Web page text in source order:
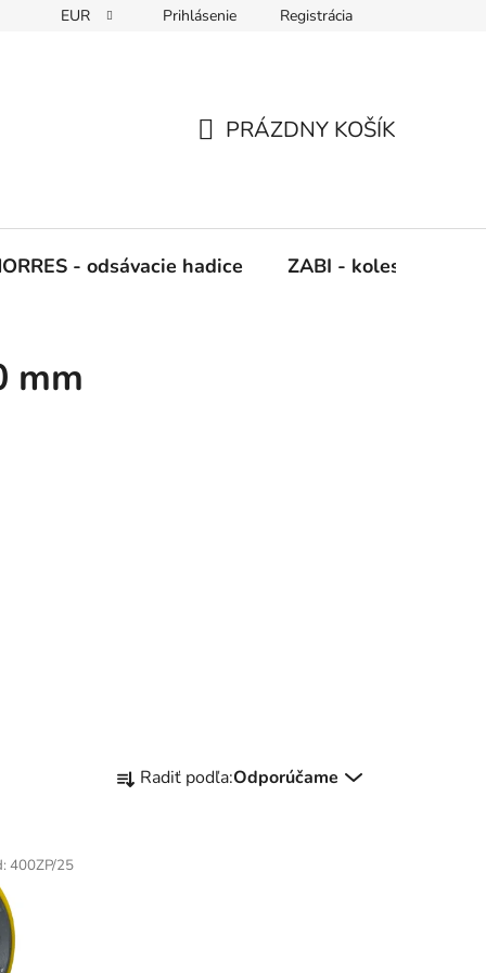
Napíšte nám
EUR Prihlásenie Registrácia
PRÁZDNY KOŠÍK
- odsávacie hadice ZABI - kolesá,
mm
a Radiť podľa:Odporúčame
400ZP/25